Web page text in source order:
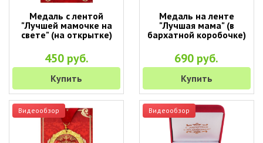
Медаль с лентой
"Лучшей мамочке на
свете" (на открытке)
450 руб.
Купить
Медаль на ленте
"Лучшая мама" (в
бархатной коробочке)
690 руб.
Купить
Видеообзор Видеообзор